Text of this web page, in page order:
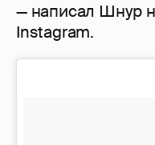
— написал Шнур
Instagram.